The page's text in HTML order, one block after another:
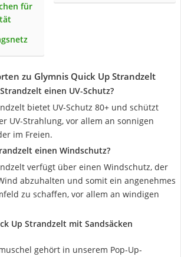
für
zu Glymnis Quick Up Strandzelt
einen UV-Schutz?
bietet UV-Schutz 80+ und schützt
UV-Strahlung, vor allem an sonnigen
im Freien.
einen Windschutz?
verfügt über einen Windschutz, der
abzuhalten und somit ein angenehmes
zu schaffen, vor allem an windigen
Up Strandzelt mit Sandsäcken
gehört in unserem Pop-Up-